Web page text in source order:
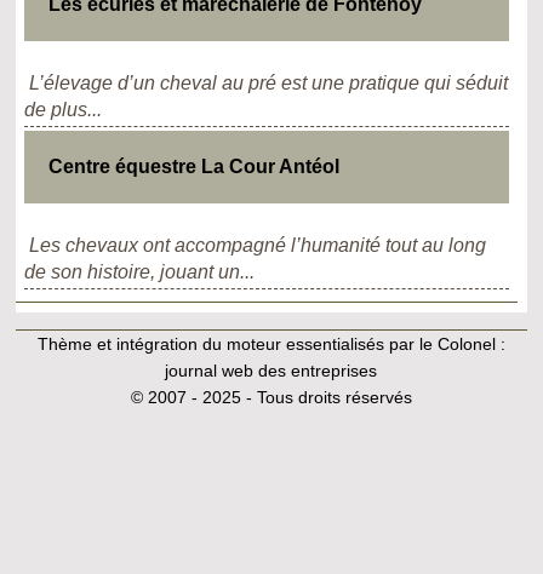
Les écuries et maréchalerie de Fontenoy
L’élevage d’un cheval au pré est une pratique qui séduit
de plus...
Centre équestre La Cour Antéol
Les chevaux ont accompagné l’humanité tout au long
de son histoire, jouant un...
Thème et intégration du moteur essentialisés par le Colonel :
journal web des entreprises
© 2007 - 2025 - Tous droits réservés